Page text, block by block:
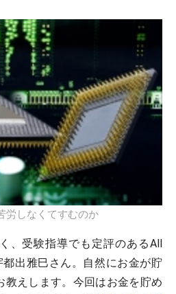
労しなくてすむのか
、受験指導でも定評のあるAll
出雅巳さん。自然にお金が貯
教えします。今回はお金を貯め